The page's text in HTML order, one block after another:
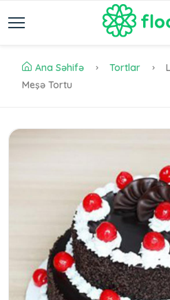
Ana Səhifə Tortlar
Meşə Tortu